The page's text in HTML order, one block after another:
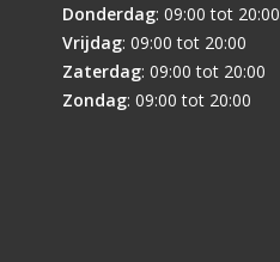
Donderdag: 09:00 tot 20:00
Vrijdag: 09:00 tot 20:00
Zaterdag: 09:00 tot 20:00
Zondag: 09:00 tot 20:00